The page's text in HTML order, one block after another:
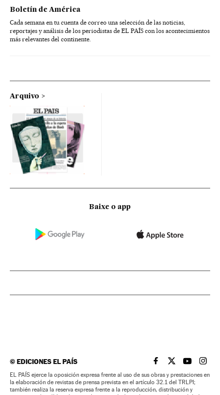
Boletín de América
Cada semana en tu cuenta de correo una selección de las noticias,
reportajes y análisis de los periodistas de EL PAÍS con los acontecimientos
más relevantes del continente.
Arquivo
Baixe o app
©EDICIONES EL PAÍS EL PAÍS BRASIL EN
EL PAÍSEL PAÍS
EL
EL PAÍS ejerce la oposición expresa frente al uso de sus obras y prestaciones en
la elaboración de revistas de prensa prevista en el artículo 32.1 del TRLPI;
también realiza la reserva expresa frente a la reproducción, distribución y